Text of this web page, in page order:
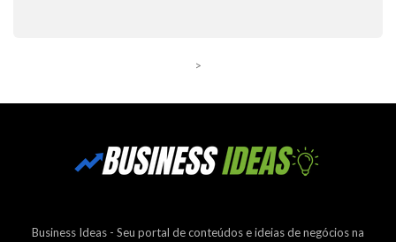
>
Business Ideas - Seu portal de conteúdos e ideias de negócios na